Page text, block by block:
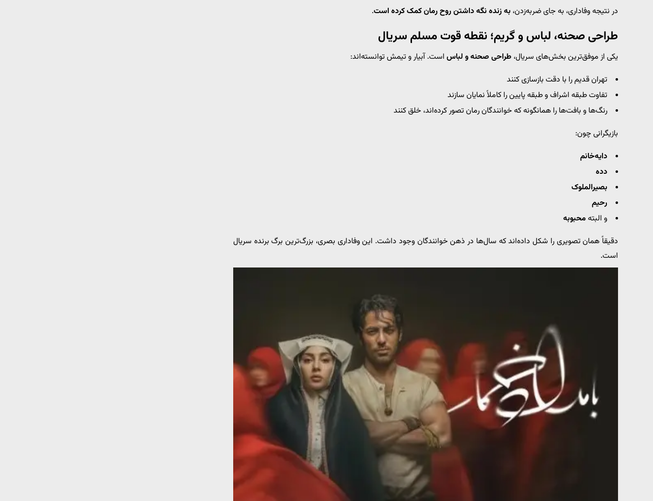
در نتیجه وفاداری، به جای ضربه‌زدن، به زنده نگه داشتن روح رمان کمک کرده است.
طراحی صحنه، لباس و گریم؛ نقطه قوت مسلم سریال
یکی از موفق‌ترین بخش‌های سریال، طراحی صحنه و لباس است. آبیار و تیمش توانسته‌اند:
تهران قدیم را با دقت بازسازی کنند
تفاوت طبقه اشراف و طبقه پایین را کاملاً نمایان سازند
رنگ‌ها و بافت‌ها را همانگونه که خوانندگان رمان تصور کرده‌اند، خلق کنند
بازیگرانی چون:
دایه‌خانم
دده
بصیرالملوک
رحیم
و البته محبوبه
دقیقاً همان تصویری را شکل داده‌اند که سال‌ها در ذهن خوانندگان وجود داشت. این وفاداری بصری، بزرگ‌ترین برگ برنده سریال
است.